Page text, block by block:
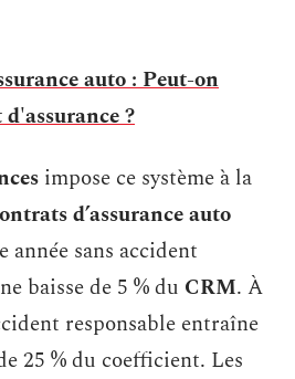
auto : Peut-on
?
impose ce système à la
d’assurance auto
sans accident
baisse de 5 % du CRM. À
responsable entraîne
25 % du coefficient. Les